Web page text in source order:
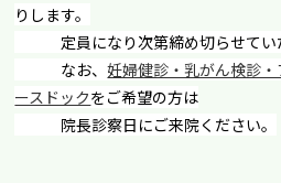
りします。
定員になり次第締め切らせていた
なお、妊婦健診・乳がん検診
ースドックをご希望の方は
院長診察日にご来院ください。